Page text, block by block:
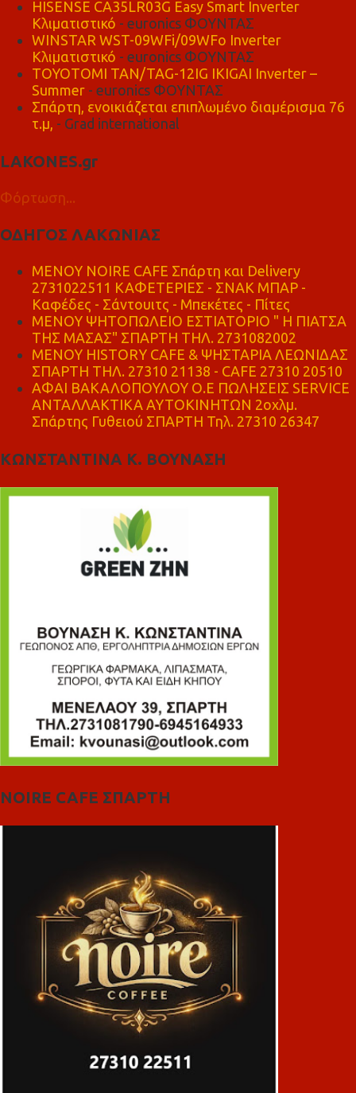
HISENSE CA35LR03G Easy Smart Inverter
Κλιματιστικό - euronics ΦΟΥΝΤΑΣ
WINSTAR WST-09WFi/09WFo Inverter
Κλιματιστικό - euronics ΦΟΥΝΤΑΣ
TOYOTOMI TAN/TAG-12IG IKIGAI Inverter –
Summer - euronics ΦΟΥΝΤΑΣ
Σπάρτη, ενοικιάζεται επιπλωμένο διαμέρισμα 76
τ.μ, - Grad international
LAKONES.gr
Φόρτωση...
ΟΔΗΓΟΣ ΛΑΚΩΝΙΑΣ
MENOY NOIRE CAFE Σπάρτη και Delivery
2731022511 ΚΑΦΕΤΕΡΙΕΣ - ΣΝΑΚ ΜΠΑΡ -
Καφέδες - Σάντουιτς - Μπεκέτες - Πίτες
ΜΕΝΟΥ ΨΗΤΟΠΩΛΕΙΟ ΕΣΤΙΑΤΟΡΙΟ " Η ΠΙΑΤΣΑ
ΤΗΣ ΜΑΣΑΣ" ΣΠΑΡΤΗ ΤΗΛ. 2731082002
ΜΕΝΟΥ HISTORY CAFE & ΨΗΣΤΑΡΙΑ ΛΕΩΝΙΔΑΣ
ΣΠΑΡΤΗ ΤΗΛ. 27310 21138 - CAFE 27310 20510
ΑΦΑΙ ΒΑΚΑΛΟΠΟΥΛΟΥ Ο.Ε ΠΩΛΗΣΕΙΣ SERVICE
ΑΝΤΑΛΛΑΚΤΙΚΑ ΑΥΤΟΚΙΝΗΤΩΝ 2οχλμ.
Σπάρτης Γυθειού ΣΠΑΡΤΗ Τηλ. 27310 26347
ΚΩΝΣΤΑΝΤΙΝΑ Κ. ΒΟΥΝΑΣΗ
NOIRE CAFE ΣΠΑΡΤΗ